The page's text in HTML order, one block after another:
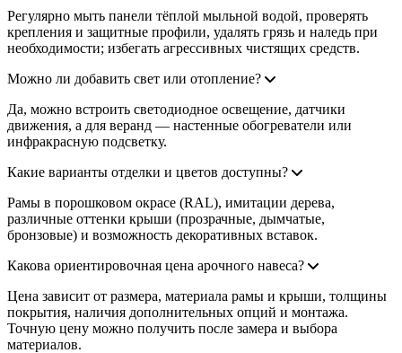
Регулярно мыть панели тёплой мыльной водой, проверять
крепления и защитные профили, удалять грязь и наледь при
необходимости; избегать агрессивных чистящих средств.
Можно ли добавить свет или отопление?
Да, можно встроить светодиодное освещение, датчики
движения, а для веранд — настенные обогреватели или
инфракрасную подсветку.
Какие варианты отделки и цветов доступны?
Рамы в порошковом окрасе (RAL), имитации дерева,
различные оттенки крыши (прозрачные, дымчатые,
бронзовые) и возможность декоративных вставок.
Какова ориентировочная цена арочного навеса?
Цена зависит от размера, материала рамы и крыши, толщины
покрытия, наличия дополнительных опций и монтажа.
Точную цену можно получить после замера и выбора
материалов.